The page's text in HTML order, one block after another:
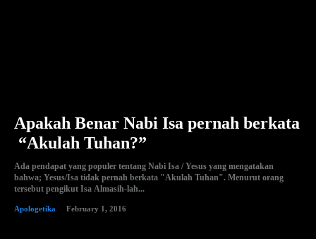
Apakah Benar Nabi Isa pernah berkata
“Akulah Tuhan?”
Ada pendapat yang populer tentang Nabi Isa / Yesus yang mengatakan
bahwa; Yesus/Isa tidak pernah berkata "Akulah Tuhan". Menurut orang
tersebut pengikut Isa Almasih-lah...
Apologetika February 1, 2016